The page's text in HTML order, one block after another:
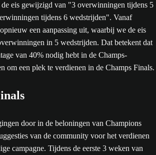
de eis gewijzigd van "3 overwinningen tijdens 5
tijdens 6 wedstrijden". Vanaf
een aanpassing uit, waarbij we de eis
in 5 wedstrijden. Dat betekent dat
van 40% nodig hebt in de Champs-
om een plek te verdienen in de Champs Finals.
door in de beloningen van Champions
van de community voor het verdienen
campagne. Tijdens de eerste 3 weken van